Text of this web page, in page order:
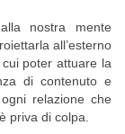
nostra mente
all’esterno
poter attuare la
di contenuto e
relazione che
priva di colpa.